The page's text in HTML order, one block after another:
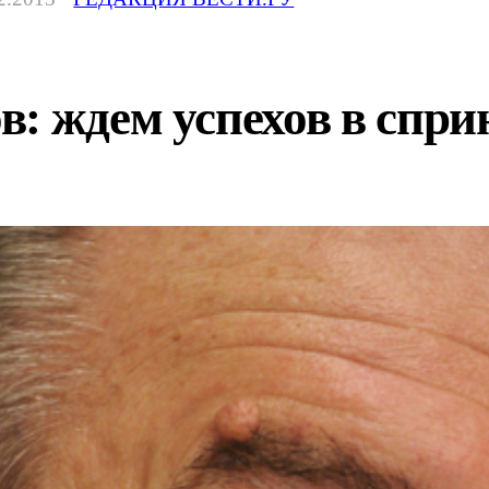
ждем успехов в